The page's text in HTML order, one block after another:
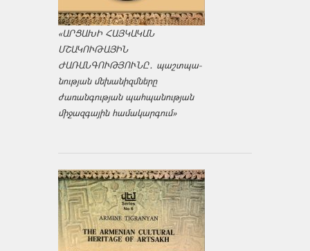
«ԱՐՑԱԽԻ ՀԱՅԿԱԿԱՆ
ՄՇԱԿՈՒԹԱՅԻՆ
ԺԱՌԱՆԳՈՒԹՅՈՒՆԸ․ պաշտպա­
նության մեխանիզմները
ժառանգության պահպանության
միջազ­գային համակարգում»